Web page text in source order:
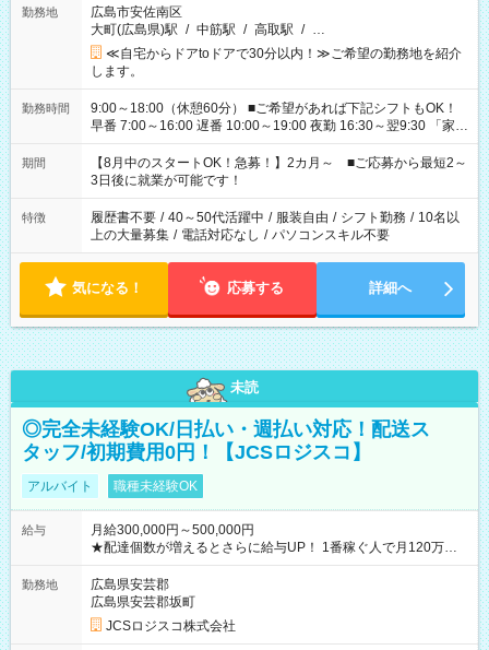
勤務地
広島市安佐南区
大町(広島県)駅 / 中筋駅 / 高取駅 / …
≪自宅からドアtoドアで30分以内！≫ご希望の勤務地を紹介
します。
勤務時間
9:00～18:00（休憩60分） ■ご希望があれば下記シフトもOK！
早番 7:00～16:00 遅番 10:00～19:00 夜勤 16:30～翌9:30 「家族
と休みを合わせたい」 「余裕を持って夕飯の準備がしたい」
「できれば残業はしたくない」 など、ご希望を教えてください
ね。 ※Wワーク希望の方へ 今ご覧のお仕事で希望する勤務時間
と、もう1つのお仕事の勤務時間。 合計で週40時間を超える場
合は応募できません。
期間
【8月中のスタートOK！急募！】2カ月～ ■ご応募から最短2～
3日後に就業が可能です！
特徴 履歴書不要 / 40～50代活躍中 / 服装自由 / シフト勤務 / 10名以
上の大量募集 / 電話対応なし / パソコンスキル不要
気になる！ 応募する 詳細へ
未読
◎完全未経験OK/日払い・週払い対応！配送ス
タッフ/初期費用0円！【JCSロジスコ】
アルバイト 職種未経験OK
給与
月給300,000円～500,000円
★配達個数が増えるとさらに給与UP！ 1番稼ぐ人で月120万ほ
ど！ ・主要都市エリア 月収55万円／週5日稼働 月収65万~112
万円／週6日稼働 ・地方郊外エリア 月収40万円／週5日稼働 月
収40万円~50万円／週6日稼働 ＜モデルイメージ＞ ■月収50万
円 (27歳男性/江東区在住)※元建築関係 1日150個配達×25日勤務
(日休み) ■月収80万円(43歳男性/墨田区在住)※元営業 1日200個
勤務地
広島県安芸郡
広島県安芸郡坂町
JCSロジスコ株式会社